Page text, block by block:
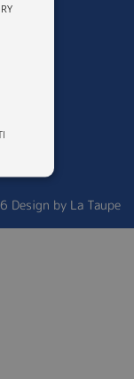
Design by La Taupe